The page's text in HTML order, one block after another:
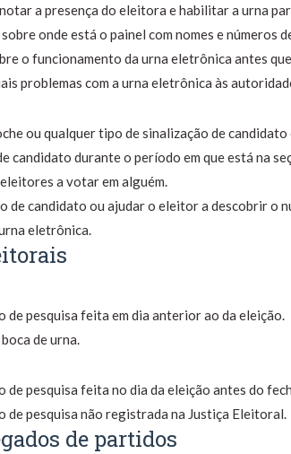
a presença do eleitora e habilitar a urna
onde está o painel com nomes e números
o funcionamento da urna eletrônica antes
problemas com a urna eletrônica às
ou qualquer tipo de sinalização de
candidato durante o período em que está na
a votar em alguém.
de candidato ou ajudar o eleitor a descobrir o
eletrônica.
de pesquisa feita em dia anterior ao da eleição.
de urna.
pesquisa feita no dia da eleição antes do
de pesquisa não registrada na Justiça Eleitoral.
de partidos